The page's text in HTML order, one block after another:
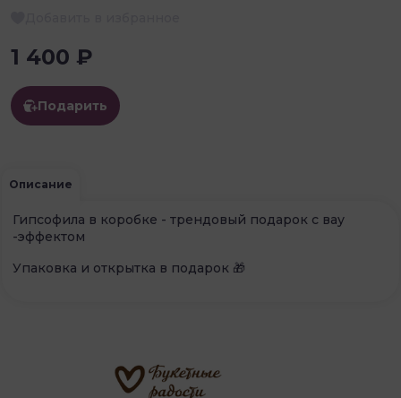
1 400 ₽
Подарить
Описание
Гипсофила в коробке - трендовый подарок с вау
-эффектом
Упаковка и открытка в подарок 🎁